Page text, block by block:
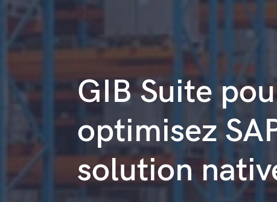
GIB Suite
optimisez
solution